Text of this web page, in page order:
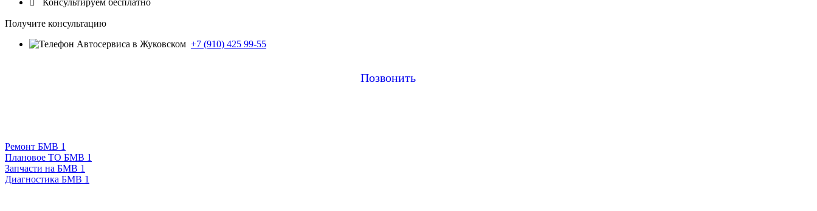
Получите консультацию
+7 (910) 425 99-55
Позвонить
Ремонт БМВ 1
Плановое ТО БМВ 1
Запчасти на БМВ 1
Диагностика БМВ 1